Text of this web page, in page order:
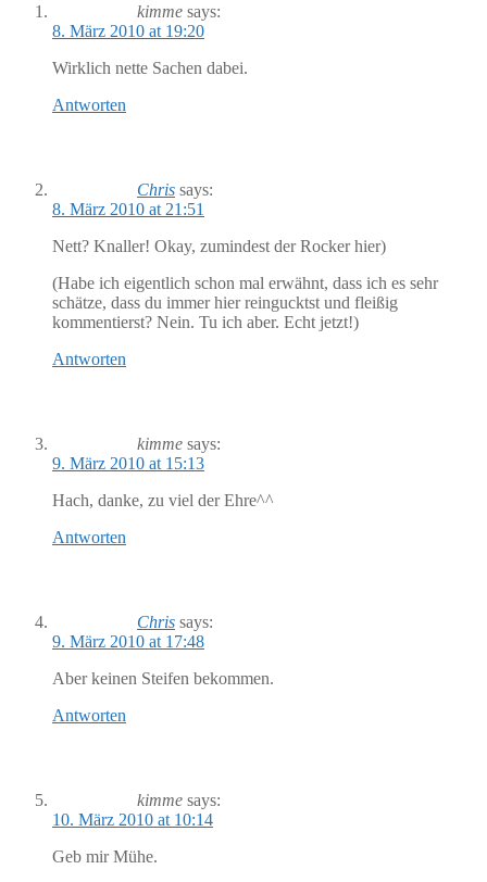
kimme says:
8. März 2010 at 19:20
Wirklich nette Sachen dabei.
Antworten
Chris says:
8. März 2010 at 21:51
Nett? Knaller! Okay, zumindest der Rocker hier)
(Habe ich eigentlich schon mal erwähnt, dass ich es sehr
schätze, dass du immer hier reingucktst und fleißig
kommentierst? Nein. Tu ich aber. Echt jetzt!)
Antworten
kimme says:
9. März 2010 at 15:13
Hach, danke, zu viel der Ehre^^
Antworten
Chris says:
9. März 2010 at 17:48
Aber keinen Steifen bekommen.
Antworten
kimme says:
10. März 2010 at 10:14
Geb mir Mühe.